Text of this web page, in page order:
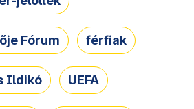
Fórum férfiak
Ildikó UEFA